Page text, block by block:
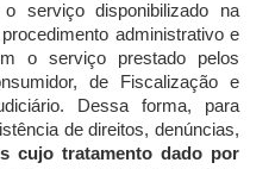
serviço disponibilizado na
administrativo e
o serviço prestado pelos
de Fiscalização e
Dessa forma, para
de direitos, denúncias,
cujo tratamento dado por